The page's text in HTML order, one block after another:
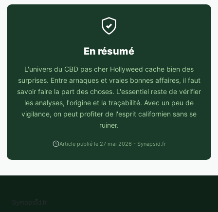
En résumé
L'univers du CBD pas cher Hollyweed cache bien des
surprises. Entre arnaques et vraies bonnes affaires, il faut
savoir faire la part des choses. L'essentiel reste de vérifier
les analyses, l'origine et la traçabilité. Avec un peu de
vigilance, on peut profiter de l'esprit californien sans se
ruiner.
Article publié le 27 mai 2026 - Synapsid.fr